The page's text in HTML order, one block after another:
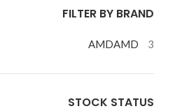
FILTER BY BRAND
AMDAMD 3
STOCK STATUS